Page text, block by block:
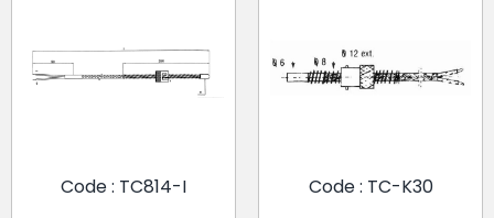
Code : TC814-I Code : TC-K30